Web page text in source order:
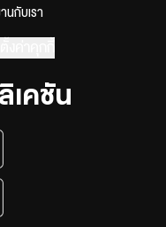
นกับเรา
เคชัน